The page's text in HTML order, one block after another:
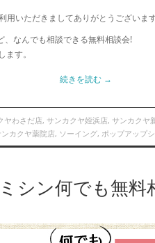
いただきましてありがとうございます
、なんでも相談できる無料相談会!
す。
続きを読む →
ヤわさだ店, サンカクヤ姪浜店, サンカクヤ
ンカクヤ薬院店, ソーイング, ポップアップ
シン何でも無料